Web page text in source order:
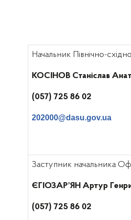
Начальник Північно-
КОСІНОВ Станіслав
(057) 725 86 02
202000@dasu.gov.ua
Заступник начальника
ЄГІОЗАР’ЯН Артур
(057) 725 86 02